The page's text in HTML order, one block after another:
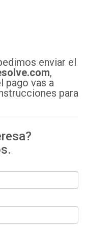
enviar el
,
pago vas a
para